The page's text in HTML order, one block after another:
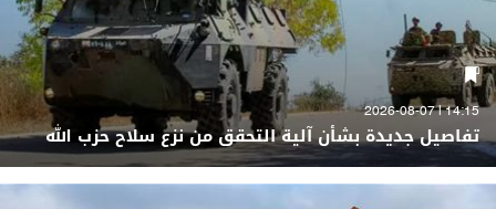
14:15 | 2026-08-07
تفاصيل جديدة بشأن آلية التحقق من نزع سلاح حزب الله